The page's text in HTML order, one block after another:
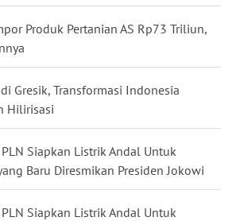
Produk Pertanian AS Rp73 Triliun,
Gresik, Transformasi Indonesia
Hilirisasi
Siapkan Listrik Andal Untuk
Baru Diresmikan Presiden Jokowi
Siapkan Listrik Andal Untuk